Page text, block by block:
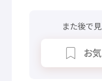
また後で見
お気